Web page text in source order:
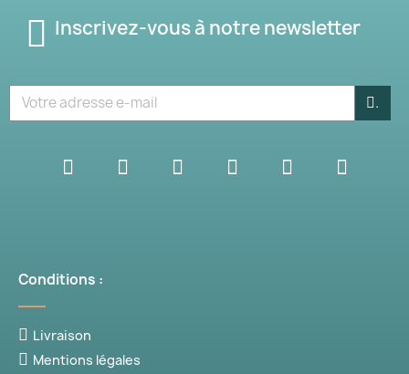
Inscrivez-vous à notre newsletter
.
Conditions :
Livraison
Mentions légales